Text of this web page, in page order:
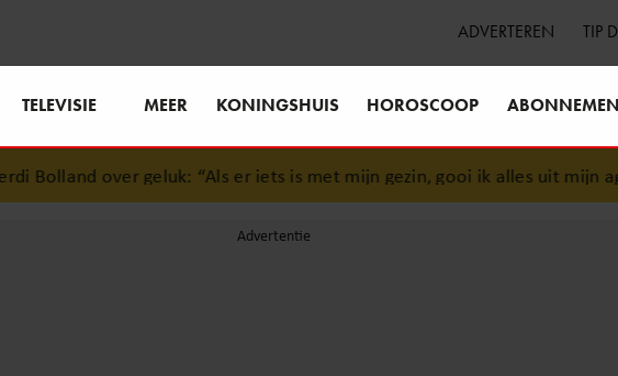
ADVERTEREN TIP
TELEVISIE MEER KONINGSHUIS HOROSCOOP
Bolland over geluk: “Als er iets is met mijn gezin, gooi ik alles uit mijn